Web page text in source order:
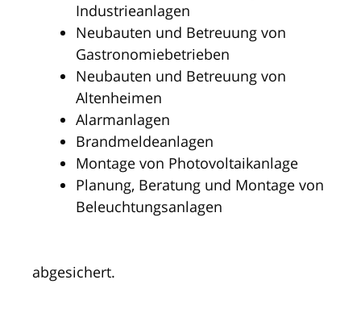
Industrieanlagen
Neubauten und Betreuung von
Gastronomiebetrieben
Neubauten und Betreuung von
Altenheimen
Alarmanlagen
Brandmeldeanlagen
Montage von Photovoltaikanlage
Planung, Beratung und Montage von
Beleuchtungsanlagen
abgesichert.